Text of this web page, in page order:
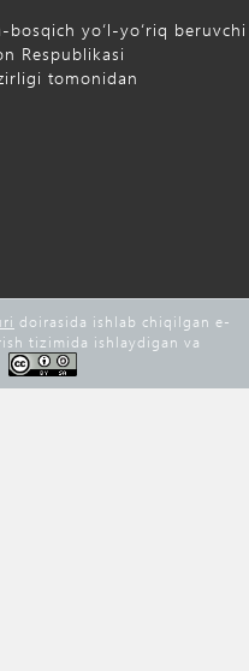
bosqich yo‘l-yo‘riq beruvchi
Respublikasi
tomonidan
doirasida ishlab chiqilgan e-
tizimida ishlaydigan va